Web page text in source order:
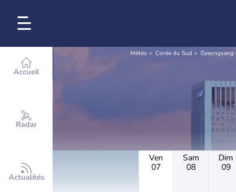
Accueil
Radar
Actualités
Météo Corée du Sud Gyeongsang
Ven
07
Sam
08
Dim
09